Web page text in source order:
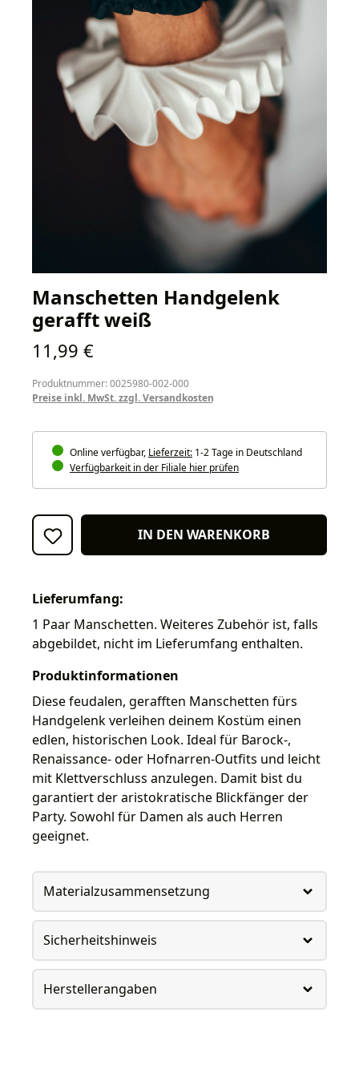
Manschetten Handgelenk
gerafft weiß
Regulärer Preis:
11,99 €
Produktnummer: 0025980-002-000
Preise inkl. MwSt. zzgl. Versandkosten
Online verfügbar, Lieferzeit: 1-2 Tage in Deutschland
Verfügbarkeit in der Filiale hier prüfen
IN DEN WARENKORB
Lieferumfang:
1 Paar Manschetten. Weiteres Zubehör ist, falls
abgebildet, nicht im Lieferumfang enthalten.
Produktinformationen
Diese feudalen, gerafften Manschetten fürs
Handgelenk verleihen deinem Kostüm einen
edlen, historischen Look. Ideal für Barock-,
Renaissance- oder Hofnarren-Outfits und leicht
mit Klettverschluss anzulegen. Damit bist du
garantiert der aristokratische Blickfänger der
Party. Sowohl für Damen als auch Herren
geeignet.
Materialzusammensetzung
Sicherheitshinweis
Herstellerangaben